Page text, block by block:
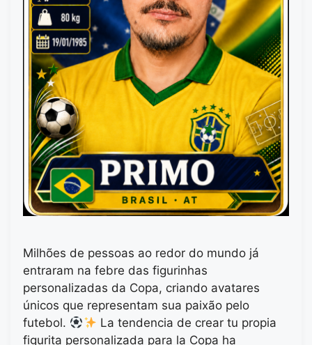
Milhões de pessoas ao redor do mundo já
entraram na febre das figurinhas
personalizadas da Copa, criando avatares
únicos que representam sua paixão pelo
futebol.
La tendencia de crear tu propia
figurita personalizada para la Copa ha